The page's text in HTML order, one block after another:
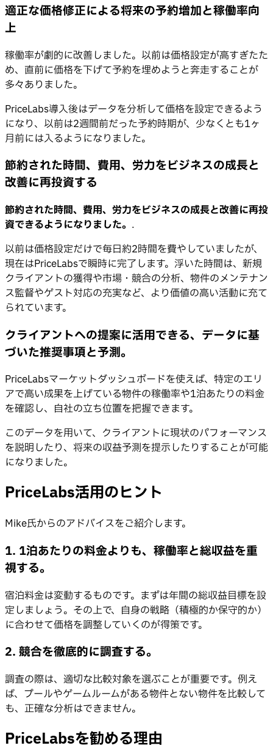
適正な価格修正による将来の予約増加と稼働率向
上
稼働率が劇的に改善しました。以前は価格設定が高すぎたた
め、直前に価格を下げて予約を埋めようと奔走することが
多々ありました。
PriceLabs導入後はデータを分析して価格を設定できるよう
になり、以前は2週間前だった予約時期が、少なくとも1ヶ
月前には入るようになりました。
節約された時間、費用、労力をビジネスの成長と
改善に再投資する
節約された時間、費用、労力をビジネスの成長と改善に再投
資できるようになりました。 .
以前は価格設定だけで毎日約2時間を費やしていましたが、
現在はPriceLabsで瞬時に完了します。浮いた時間は、新規
クライアントの獲得や市場・競合の分析、物件のメンテナン
ス監督やゲスト対応の充実など、より価値の高い活動に充て
られています。
クライアントへの提案に活用できる、データに基
づいた推奨事項と予測。
PriceLabsマーケットダッシュボードを使えば、特定のエリ
アで高い成果を上げている物件の稼働率や1泊あたりの料金
を確認し、自社の立ち位置を把握できます。
このデータを用いて、クライアントに現状のパフォーマンス
を説明したり、将来の収益予測を提示したりすることが可能
になりました。
PriceLabs活用のヒント
Mike氏からのアドバイスをご紹介します。
1. 1泊あたりの料金よりも、稼働率と総収益を重
視する。
宿泊料金は変動するものです。まずは年間の総収益目標を設
定しましょう。その上で、自身の戦略（積極的か保守的か）
に合わせて価格を調整していくのが得策です。
2. 競合を徹底的に調査する。
調査の際は、適切な比較対象を選ぶことが重要です。例え
ば、プールやゲームルームがある物件とない物件を比較して
も、正確な分析はできません。
PriceLabsを勧める理由